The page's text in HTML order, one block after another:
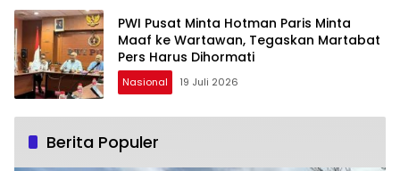
PWI Pusat Minta Hotman Paris Minta
Maaf ke Wartawan, Tegaskan Martabat
Pers Harus Dihormati
Nasional 19 Juli 2026
Berita Populer